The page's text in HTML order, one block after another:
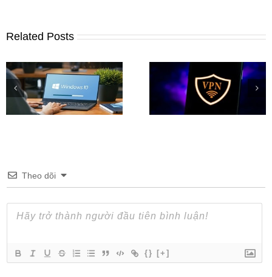
Related Posts
Phần mềm Fake IP hàng
đầu trên iOS, Android,
Windows
Tải Windows 11
Preview (File ISO)
Theo dõi
{} [+]